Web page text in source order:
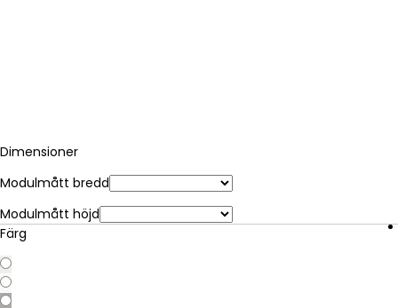
Dimensioner
Modulmått bredd
Modulmått höjd
Färg